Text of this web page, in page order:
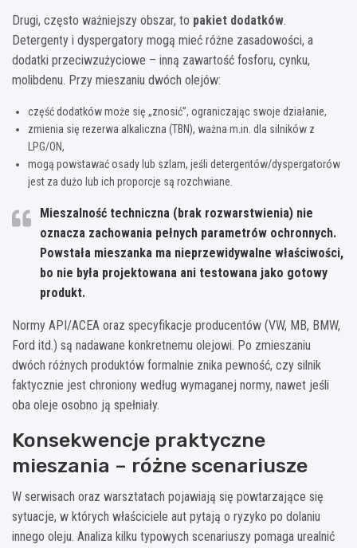
Drugi, często ważniejszy obszar, to pakiet dodatków.
Detergenty i dyspergatory mogą mieć różne zasadowości, a
dodatki przeciwzużyciowe – inną zawartość fosforu, cynku,
molibdenu. Przy mieszaniu dwóch olejów:
część dodatków może się „znosić”, ograniczając swoje działanie,
zmienia się rezerwa alkaliczna (TBN), ważna m.in. dla silników z
LPG/ON,
mogą powstawać osady lub szlam, jeśli detergentów/dyspergatorów
jest za dużo lub ich proporcje są rozchwiane.
Mieszalność techniczna (brak rozwarstwienia) nie
oznacza zachowania pełnych parametrów ochronnych.
Powstała mieszanka ma nieprzewidywalne właściwości,
bo nie była projektowana ani testowana jako gotowy
produkt.
Normy API/ACEA oraz specyfikacje producentów (VW, MB, BMW,
Ford itd.) są nadawane konkretnemu olejowi. Po zmieszaniu
dwóch różnych produktów formalnie znika pewność, czy silnik
faktycznie jest chroniony według wymaganej normy, nawet jeśli
oba oleje osobno ją spełniały.
Konsekwencje praktyczne
mieszania – różne scenariusze
W serwisach oraz warsztatach pojawiają się powtarzające się
sytuacje, w których właściciele aut pytają o ryzyko po dolaniu
innego oleju. Analiza kilku typowych scenariuszy pomaga urealnić